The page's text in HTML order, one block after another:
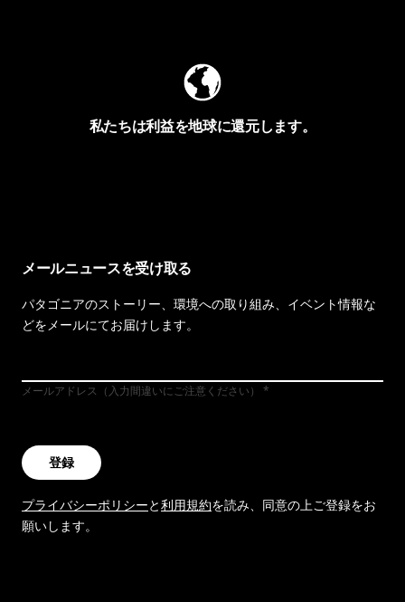
私たちは利益を地球に還元します。
メールニュースを受け取る
パタゴニアのストーリー、環境への取り組み、イベント情報な
どをメールにてお届けします。
メールアドレス（入力間違いにご注意ください）
登録
プライバシーポリシーと利用規約を読み、同意の上ご登録をお
願いします。